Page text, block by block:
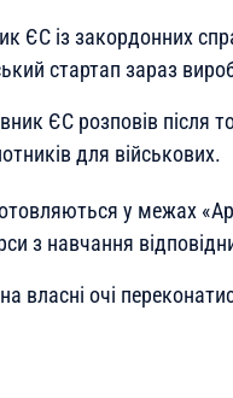
ЄС із закордонних
стартап зараз
ЄС розповів після
для військових.
у межах
з навчання
власні очі